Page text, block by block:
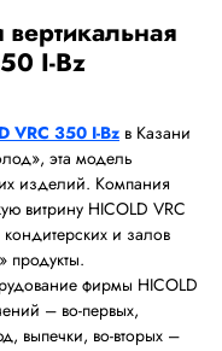
I-Bz
VRC 350 I-Bz в Казани
эта модель
изделий. Компания
витрину HICOLD VRC
и залов
продукты.
фирмы HICOLD
– во-первых,
выпечки, во-вторых –